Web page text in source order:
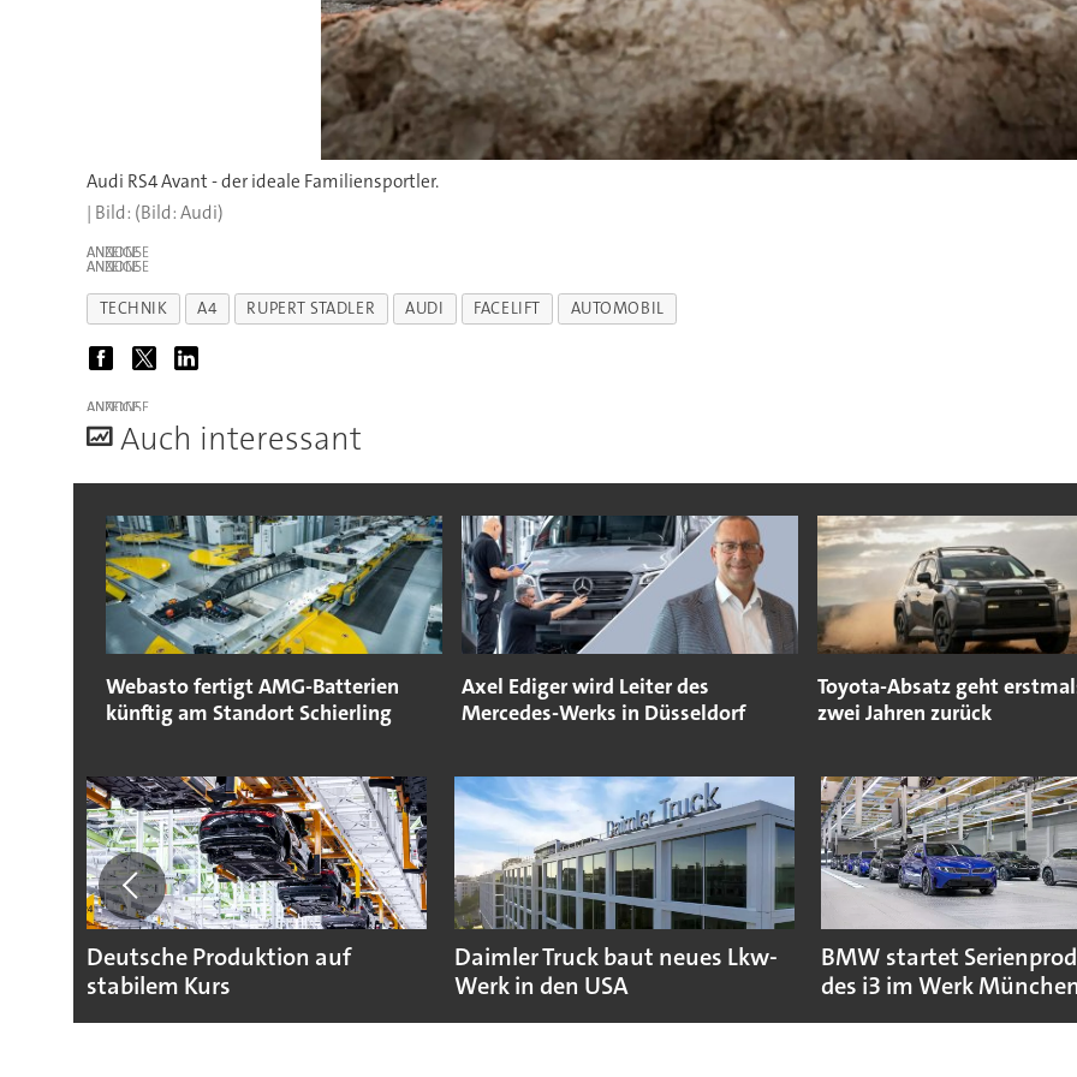
Audi RS4 Avant - der ideale Familiensportler.
(Bild: Audi)
ANZEIGE
ANZEIGE
TECHNIK A4 RUPERT STADLER AUDI FACELIFT AUTOMOBIL
ANZEIGE
Auch interessant
Webasto fertigt AMG-Batterien
künftig am Standort Schierling
Axel Ediger wird Leiter des
Mercedes-Werks in Düsseldorf
Toyota-Absatz geht
zwei Jahren zurück
Deutsche Produktion auf
stabilem Kurs
Daimler Truck baut neues Lkw-
Werk in den USA
BMW startet
des i3 im Werk München